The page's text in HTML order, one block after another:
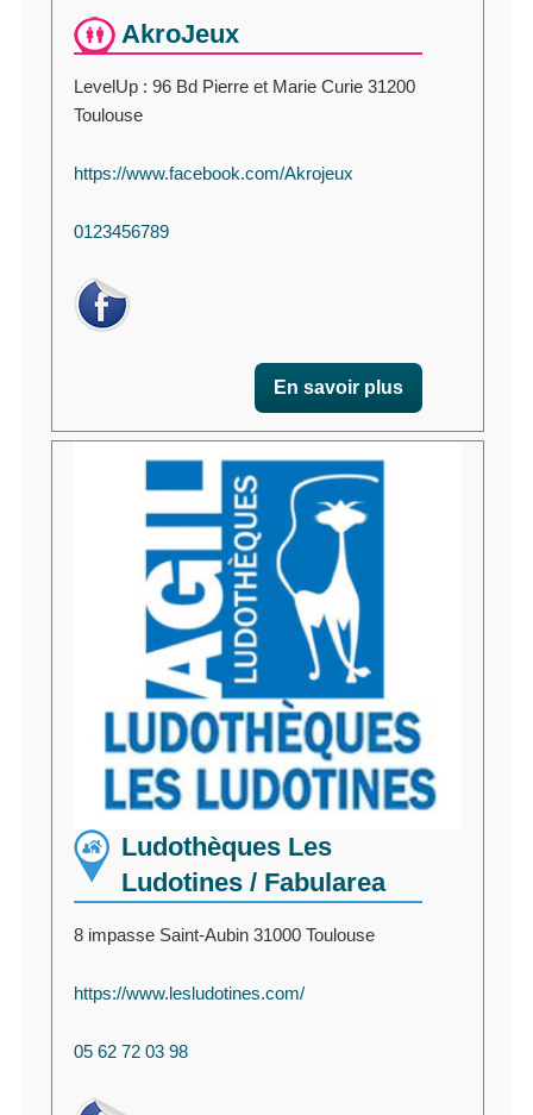
AkroJeux
LevelUp : 96 Bd Pierre et Marie Curie 31200
Toulouse
https://www.facebook.com/Akrojeux
0123456789
En savoir plus
Ludothèques Les
Ludotines / Fabularea
8 impasse Saint-Aubin 31000 Toulouse
https://www.lesludotines.com/
05 62 72 03 98